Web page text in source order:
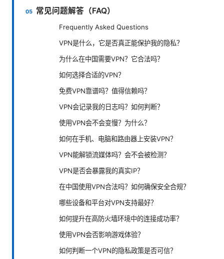
常见问题解答（FAQ）
Frequently Asked Questions
VPN是什么，它是否真正能保护我的隐私？
为什么在中国需要VPN？它合法吗？
如何选择合适的VPN？
免费VPN靠谱吗？值得信赖吗？
VPN会记录我的日志吗？如何判断？
使用VPN会不会变慢？为什么？
如何在手机、电脑和路由器上安装VPN？
VPN能解锁流媒体吗？会不会被检测？
VPN是否会暴露我的真实IP？
在中国使用VPN合法吗？如何确保安全合规？
哪些设备和平台对VPN支持最好？
如何提升在高防火墙环境中的连接成功率？
使用VPN会否影响游戏体验？
如何判断一个VPN的隐私政策是否可信？